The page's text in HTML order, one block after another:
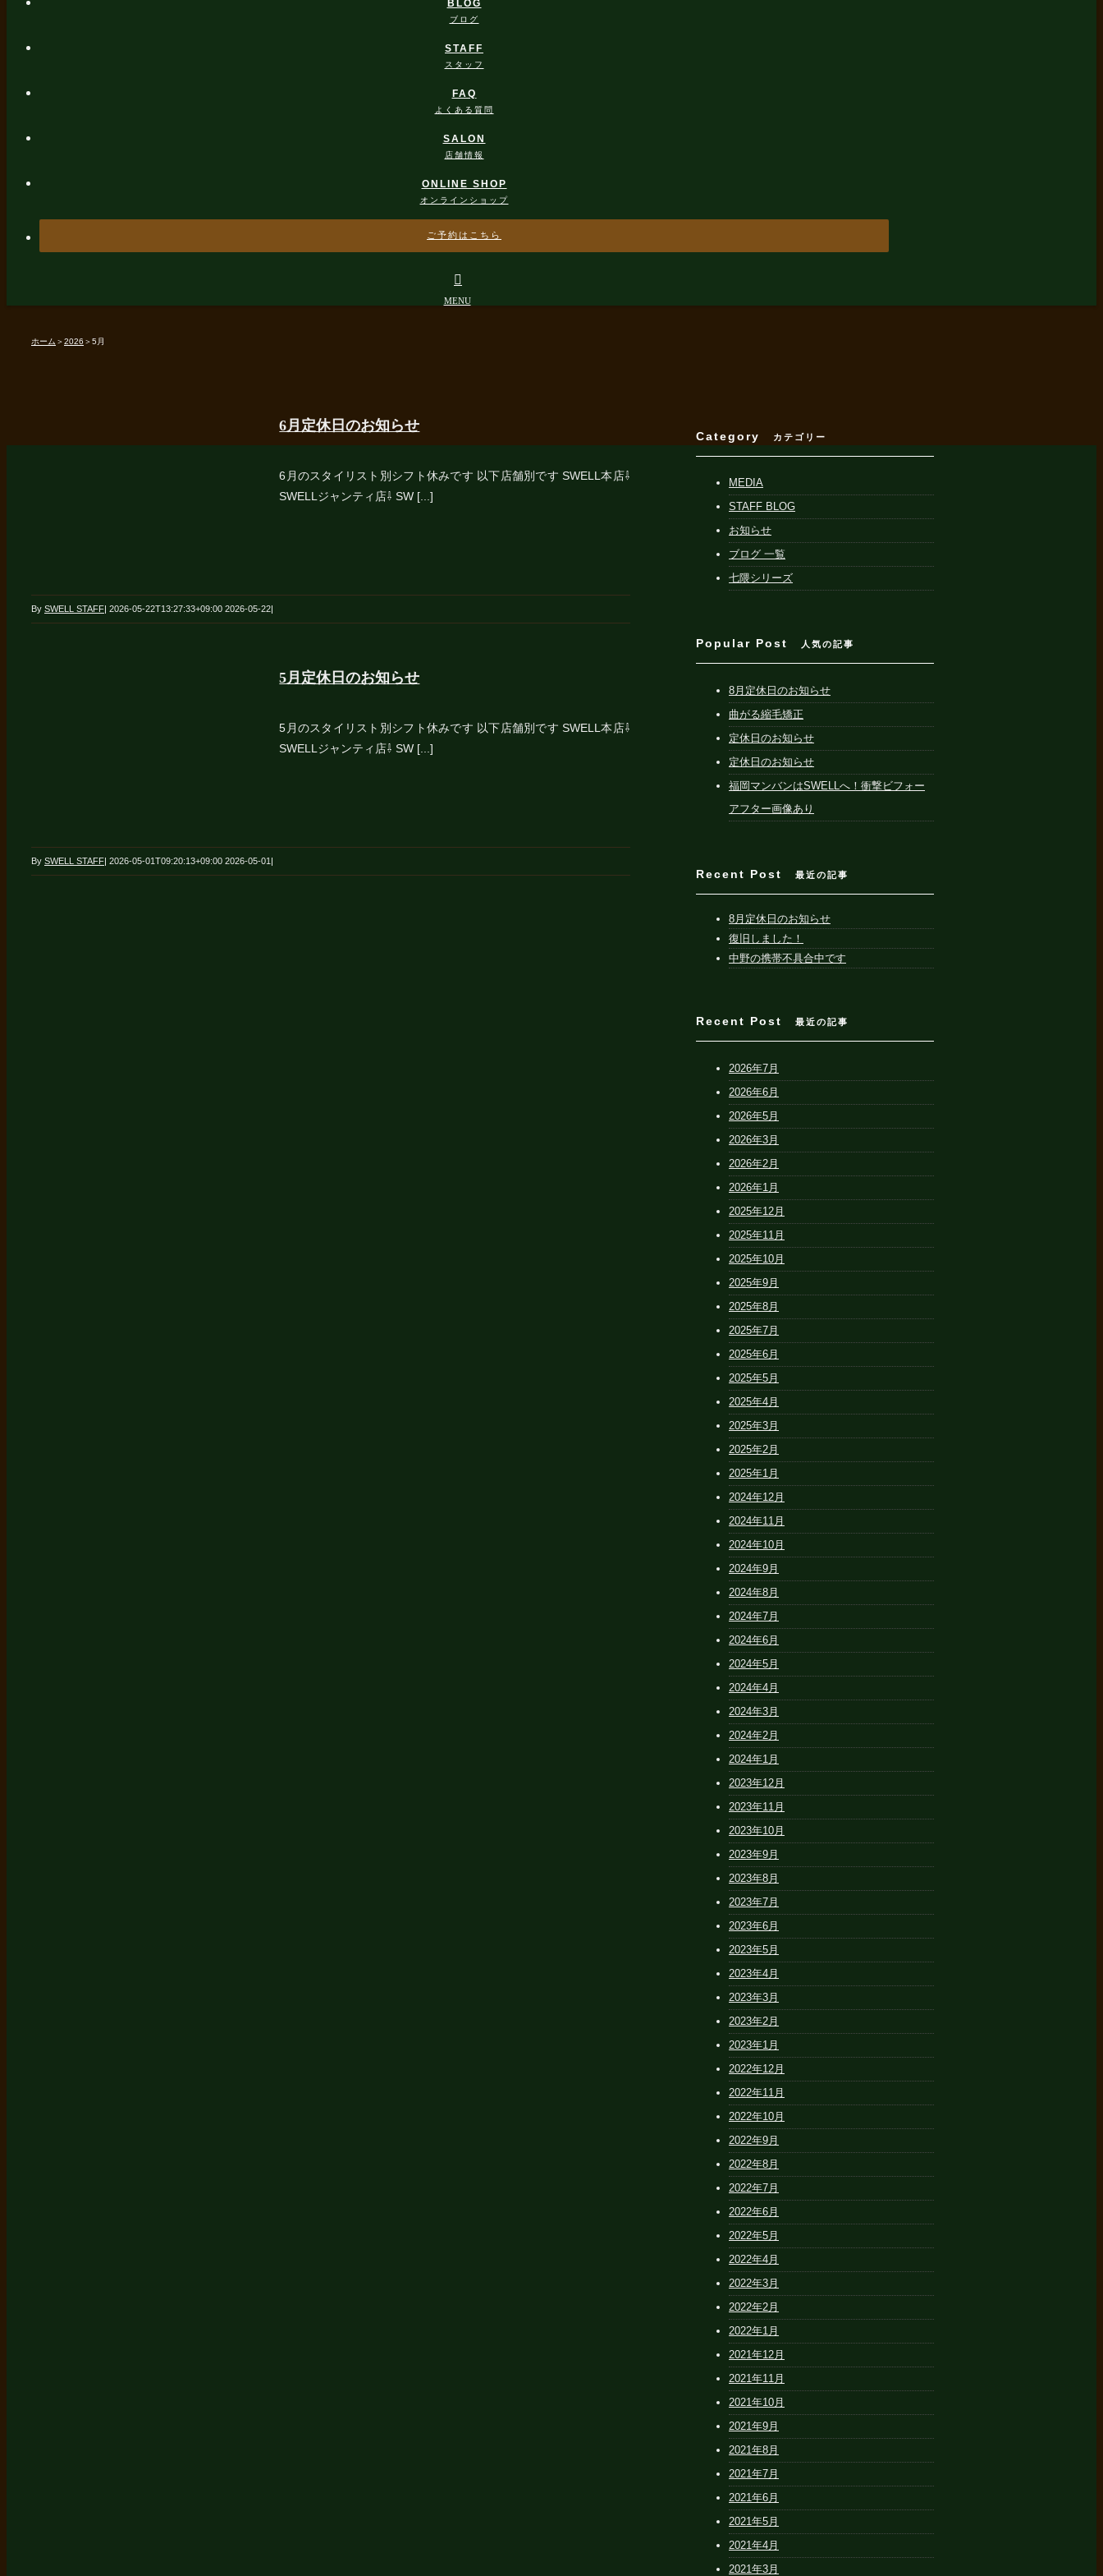
BLOG
ブログ
STAFF
スタッフ
FAQ
よくある質問
SALON
店舗情報
ONLINE SHOP
オンラインショップ
CONTACT
ご予約はこちら
ホーム ＞2026 ＞5月
6月定休日のお知らせ
6月のスタイリスト別シフト休みです 以下店舗別です SWELL本店⇩
SWELLジャンティ店⇩ SW [...]
By SWELL STAFF| 2026-05-22T13:27:33+09:00 2026-05-22|
5月定休日のお知らせ
5月のスタイリスト別シフト休みです 以下店舗別です SWELL本店⇩
SWELLジャンティ店⇩ SW [...]
By SWELL STAFF| 2026-05-01T09:20:13+09:00 2026-05-01 |
Category カテゴリー
MEDIA
STAFF BLOG
お知らせ
ブログ 一覧
七隈シリーズ
Popular Post 人気の記事
8月定休日のお知らせ
曲がる縮毛矯正
定休日のお知らせ
定休日のお知らせ
福岡マンバンはSWELLへ！衝撃ビフォー
アフター画像あり
Recent Post 最近の記事
8月定休日のお知らせ
復旧しました！
中野の携帯不具合中です
Recent Post 最近の記事
2026年7月
2026年6月
2026年5月
2026年3月
2026年2月
2026年1月
2025年12月
2025年11月
2025年10月
2025年9月
2025年8月
2025年7月
2025年6月
2025年5月
2025年4月
2025年3月
2025年2月
2025年1月
2024年12月
2024年11月
2024年10月
2024年9月
2024年8月
2024年7月
2024年6月
2024年5月
2024年4月
2024年3月
2024年2月
2024年1月
2023年12月
2023年11月
2023年10月
2023年9月
2023年8月
2023年7月
2023年6月
2023年5月
2023年4月
2023年3月
2023年2月
2023年1月
2022年12月
2022年11月
2022年10月
2022年9月
2022年8月
2022年7月
2022年6月
2022年5月
2022年4月
2022年3月
2022年2月
2022年1月
2021年12月
2021年11月
2021年10月
2021年9月
2021年8月
2021年7月
2021年6月
2021年5月
2021年4月
2021年3月